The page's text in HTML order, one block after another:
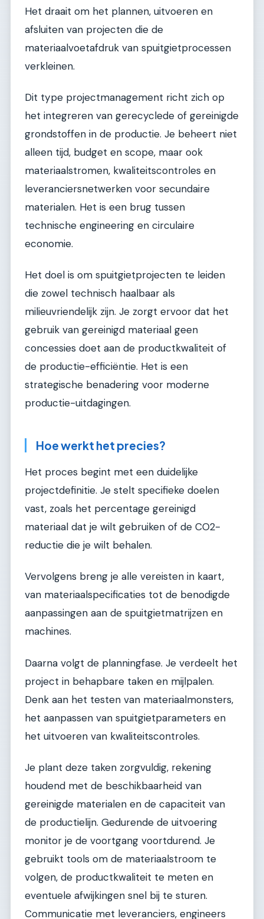
Het draait om het plannen, uitvoeren en
afsluiten van projecten die de
materiaalvoetafdruk van spuitgietprocessen
verkleinen.
Dit type projectmanagement richt zich op
het integreren van gerecyclede of gereinigde
grondstoffen in de productie. Je beheert niet
alleen tijd, budget en scope, maar ook
materiaalstromen, kwaliteitscontroles en
leveranciersnetwerken voor secundaire
materialen. Het is een brug tussen
technische engineering en circulaire
economie.
Het doel is om spuitgietprojecten te leiden
die zowel technisch haalbaar als
milieuvriendelijk zijn. Je zorgt ervoor dat het
gebruik van gereinigd materiaal geen
concessies doet aan de productkwaliteit of
de productie-efficiëntie. Het is een
strategische benadering voor moderne
productie-uitdagingen.
Hoe werkt het precies?
Het proces begint met een duidelijke
projectdefinitie. Je stelt specifieke doelen
vast, zoals het percentage gereinigd
materiaal dat je wilt gebruiken of de CO2-
reductie die je wilt behalen.
Vervolgens breng je alle vereisten in kaart,
van materiaalspecificaties tot de benodigde
aanpassingen aan de spuitgietmatrijzen en
machines.
Daarna volgt de planningfase. Je verdeelt het
project in behapbare taken en mijlpalen.
Denk aan het testen van materiaalmonsters,
het aanpassen van spuitgietparameters en
het uitvoeren van kwaliteitscontroles.
Je plant deze taken zorgvuldig, rekening
houdend met de beschikbaarheid van
gereinigde materialen en de capaciteit van
de productielijn. Gedurende de uitvoering
monitor je de voortgang voortdurend. Je
gebruikt tools om de materiaalstroom te
volgen, de productkwaliteit te meten en
eventuele afwijkingen snel bij te sturen.
Communicatie met leveranciers, engineers